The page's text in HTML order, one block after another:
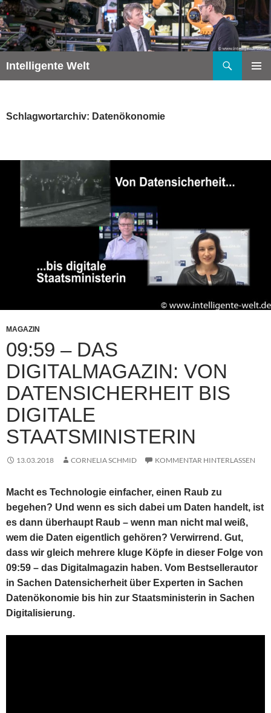
Zum
Inhalt
springen
Intelligente Welt
Schlagwortarchiv: Datenökonomie
MAGAZIN
09:59 – DAS
DIGITALMAGAZIN: VON
DATENSICHERHEIT BIS
DIGITALE
STAATSMINISTERIN
13.03.2018 CORNELIA SCHMID KOMMENTAR HINTERLASSEN
Macht es Technologie einfacher, einen Raub zu
begehen? Und wenn es sich dabei um Daten handelt, ist
es dann überhaupt Raub – wenn man nicht mal weiß,
wem die Daten eigentlich gehören? Verwirrend. Gut,
dass wir gleich mehrere kluge Köpfe in dieser Folge von
09:59 – das Digitalmagazin haben. Vom Bestsellerautor
in Sachen Datensicherheit über Experten in Sachen
Datenökonomie bis hin zur Staatsministerin in Sachen
Digitalisierung.